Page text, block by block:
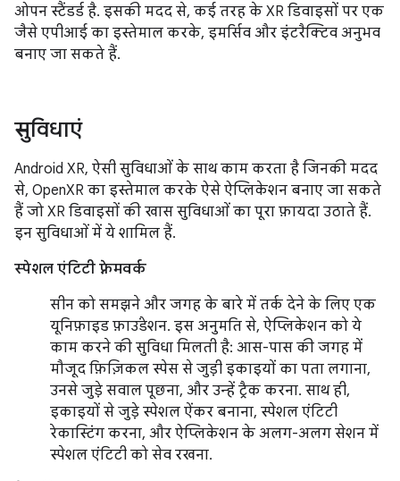
ओपन स्टैंडर्ड है. इसकी मदद से, कई तरह के XR डिवाइसों पर एक
जैसे एपीआई का इस्तेमाल करके, इमर्सिव और इंटरैक्टिव अनुभव
बनाए जा सकते हैं.
सुविधाएं
Android XR, ऐसी सुविधाओं के साथ काम करता है जिनकी मदद
से, OpenXR का इस्तेमाल करके ऐसे ऐप्लिकेशन बनाए जा सकते
हैं जो XR डिवाइसों की खास सुविधाओं का पूरा फ़ायदा उठाते हैं.
इन सुविधाओं में ये शामिल हैं.
स्पेशल एंटिटी फ़्रेमवर्क
सीन को समझने और जगह के बारे में तर्क देने के लिए एक
यूनिफ़ाइड फ़ाउंडेशन. इस अनुमति से, ऐप्लिकेशन को ये
काम करने की सुविधा मिलती है: आस-पास की जगह में
मौजूद फ़िज़िकल स्पेस से जुड़ी इकाइयों का पता लगाना,
उनसे जुड़े सवाल पूछना, और उन्हें ट्रैक करना. साथ ही,
इकाइयों से जुड़े स्पेशल ऐंकर बनाना, स्पेशल एंटिटी
रेकास्टिंग करना, और ऐप्लिकेशन के अलग-अलग सेशन में
स्पेशल एंटिटी को सेव रखना.